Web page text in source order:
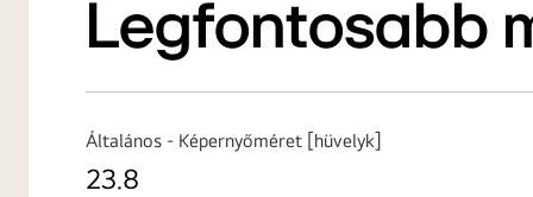
Legfontosabb
Általános - Képernyőméret [hüvelyk]
23.8